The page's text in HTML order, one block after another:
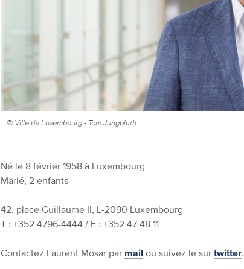
© Ville de Luxembourg - Tom Jungbluth
Né le 8 février 1958 à Luxembourg
Marié, 2 enfants
42, place Guillaume II, L-2090 Luxembourg
T : +352 4796-4444 / F : +352 47 48 11
Contactez Laurent Mosar par mail ou suivez le surtwitter.